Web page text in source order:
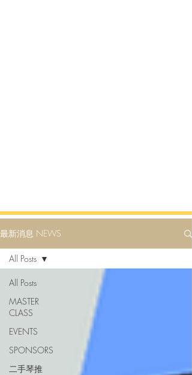
最新消息 NEWS
All Posts
MASTER
CLASS
EVENTS
SPONSORS
二手琴推
All Posts